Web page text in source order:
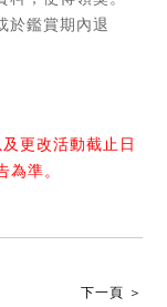
於鑑賞期內退
更改活動截止日
準。
下一頁 ＞